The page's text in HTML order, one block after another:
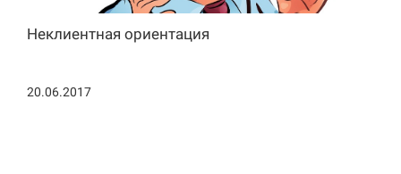
Неклиентная ориентация
20.06.2017